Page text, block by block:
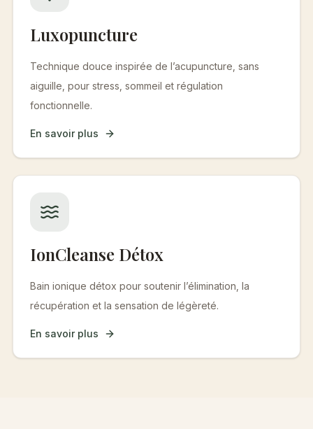
Luxopuncture
Technique douce inspirée de l’acupuncture, sans
aiguille, pour stress, sommeil et régulation
fonctionnelle.
En savoir plus
IonCleanse Détox
Bain ionique détox pour soutenir l’élimination, la
récupération et la sensation de légèreté.
En savoir plus